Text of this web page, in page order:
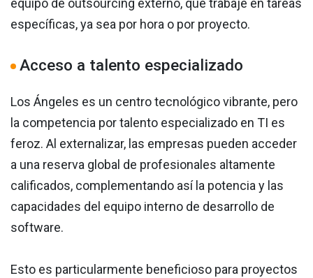
equipo de outsourcing externo, que trabaje en tareas
específicas, ya sea por hora o por proyecto.
Acceso a talento especializado
Los Ángeles es un centro tecnológico vibrante, pero
la competencia por talento especializado en TI es
feroz. Al externalizar, las empresas pueden acceder
a una reserva global de profesionales altamente
calificados, complementando así la potencia y las
capacidades del equipo interno de desarrollo de
software.
Esto es particularmente beneficioso para proyectos